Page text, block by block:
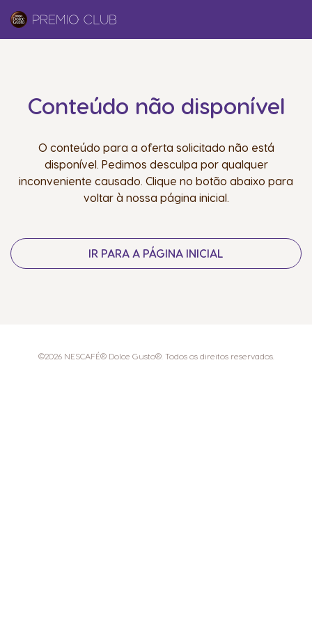
Conteúdo não disponível
O conteúdo para a oferta solicitado não está
disponível. Pedimos desculpa por qualquer
inconveniente causado. Clique no botão abaixo para
voltar à nossa página inicial.
IR PARA A PÁGINA INICIAL
©2026 NESCAFÉ® Dolce Gusto®. Todos os direitos reservados.